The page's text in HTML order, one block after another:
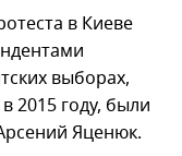
в Киеве
выборах,
2015 году, были
Яценюк.